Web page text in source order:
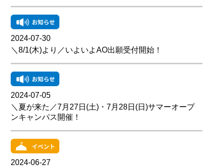
2024-07-30
＼8/1(木)より／いよいよAO出願受付開始！
2024-07-05
＼夏が来た／7月27日(土)・7月28日(日)サマーオープ
ンキャンパス開催！
2024-06-27